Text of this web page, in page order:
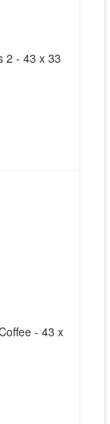
2 - 43 x 33
- 43 x